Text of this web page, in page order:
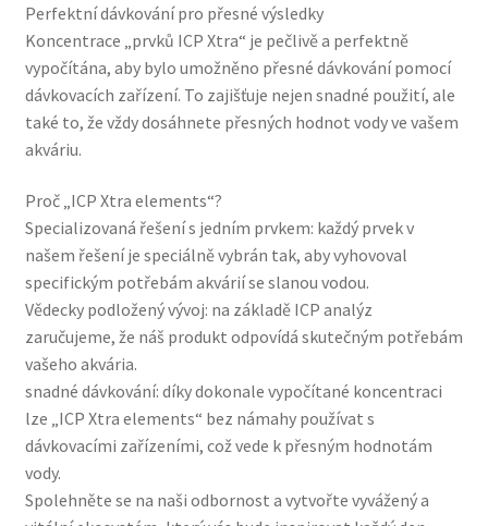
Perfektní dávkování pro přesné výsledky
Koncentrace „prvků ICP Xtra“ je pečlivě a perfektně
vypočítána, aby bylo umožněno přesné dávkování pomocí
dávkovacích zařízení. To zajišťuje nejen snadné použití, ale
také to, že vždy dosáhnete přesných hodnot vody ve vašem
akváriu.
Proč „ICP Xtra elements“?
Specializovaná řešení s jedním prvkem: každý prvek v
našem řešení je speciálně vybrán tak, aby vyhovoval
specifickým potřebám akvárií se slanou vodou.
Vědecky podložený vývoj: na základě ICP analýz
zaručujeme, že náš produkt odpovídá skutečným potřebám
vašeho akvária.
snadné dávkování: díky dokonale vypočítané koncentraci
lze „ICP Xtra elements“ bez námahy používat s
dávkovacími zařízeními, což vede k přesným hodnotám
vody.
Spolehněte se na naši odbornost a vytvořte vyvážený a